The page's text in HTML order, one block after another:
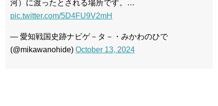
河）に渡ったとされる場所です。…
pic.twitter.com/5D4FU9V2mH
— 愛知戦国史跡ナビゲ－タ－・みかわのひで
(@mikawanohide) October 13, 2024